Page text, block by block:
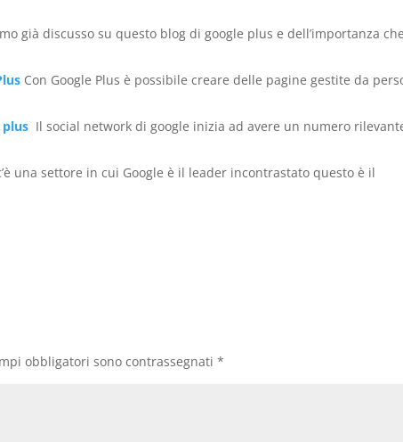
già discusso su questo blog di google plus e dell’importanza
Con Google Plus è possibile creare delle pagine gestite da
plus Il social network di google inizia ad avere un numero
una settore in cui Google è il leader incontrastato questo è il
obbligatori sono contrassegnati*